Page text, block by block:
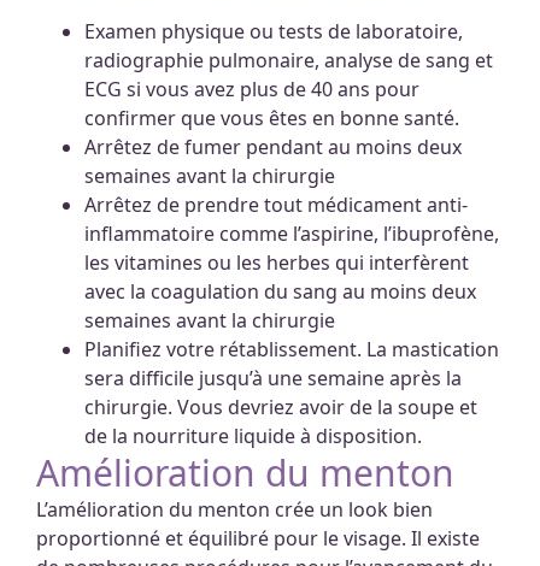
Examen physique ou tests de laboratoire,
radiographie pulmonaire, analyse de sang et
ECG si vous avez plus de 40 ans pour
confirmer que vous êtes en bonne santé.
Arrêtez de fumer pendant au moins deux
semaines avant la chirurgie
Arrêtez de prendre tout médicament anti-
inflammatoire comme l’aspirine, l’ibuprofène,
les vitamines ou les herbes qui interfèrent
avec la coagulation du sang au moins deux
semaines avant la chirurgie
Planifiez votre rétablissement. La mastication
sera difficile jusqu’à une semaine après la
chirurgie. Vous devriez avoir de la soupe et
de la nourriture liquide à disposition.
Amélioration du menton
L’amélioration du menton crée un look bien
proportionné et équilibré pour le visage. Il existe